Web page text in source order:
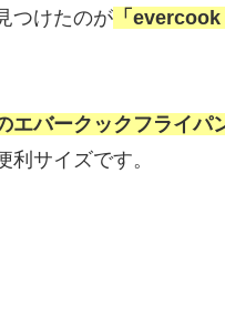
つけたのが 「
エバークックフライパ
サイズです。